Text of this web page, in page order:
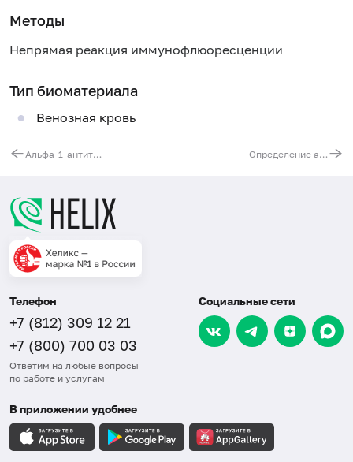
Методы
Непрямая реакция иммунофлюоресценции
Тип биоматериала
Венозная кровь
Альфа-1-антитрипсин в кале, кишечная потеря белка Определение активности ингибитора С1 фактора комплемента (C1INH)
Телефон
+7 (812) 309 12 21
+7 (800) 700 03 03
Ответим на любые вопросы
по работе и услугам
Социальные сети
В приложении удобнее